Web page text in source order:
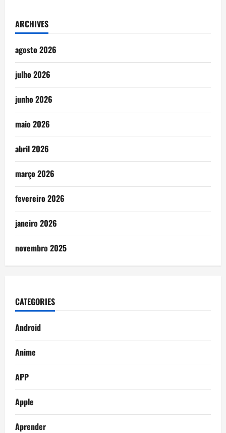
ARCHIVES
agosto 2026
julho 2026
junho 2026
maio 2026
abril 2026
março 2026
fevereiro 2026
janeiro 2026
novembro 2025
CATEGORIES
Android
Anime
APP
Apple
Aprender